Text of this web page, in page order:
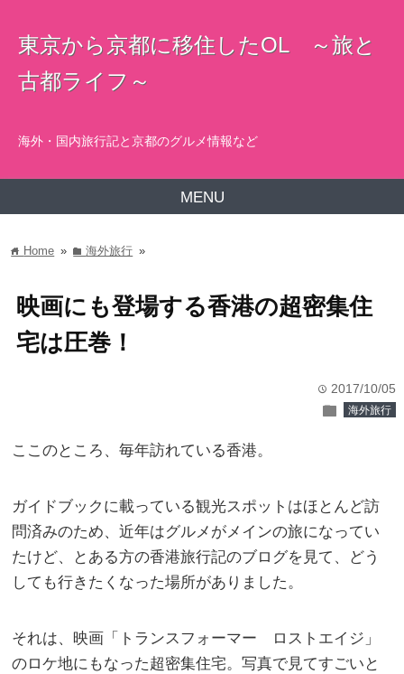
東京から京都に移住したOL ～旅と
古都ライフ～
海外・国内旅行記と京都のグルメ情報など
MENU
home Home » folder海外旅行 »
映画にも登場する香港の超密集住
宅は圧巻！
time 2017/10/05
folder 海外旅行
ここのところ、毎年訪れている香港。
ガイドブックに載っている観光スポットはほとんど訪
問済みのため、近年はグルメがメインの旅になってい
たけど、とある方の香港旅行記のブログを見て、どう
しても行きたくなった場所がありました。
それは、映画「トランスフォーマー ロストエイジ」
のロケ地にもなった超密集住宅。写真で見てすごいと